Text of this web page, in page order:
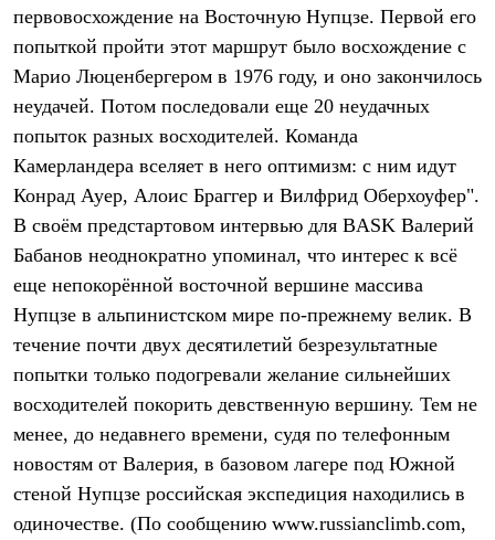
Термобелье
Теплое термобелье
Среднее термобелье
Легкое термобелье
Лёгкая одежда
Футболки
Толстовки
Брюки
Шорты
Женская одежда
Утепленная пухом
Брюки
Жилеты
Утепленная синтетикой
Брюки
Штормовая одежда
Софтшелл одежда
Куртки
Брюки
Лёгкая одежда
Рубашки
первовосхождение на Восточную Нупцзе. Первой его
попыткой пройти этот маршрут было восхождение с
Марио Люценбергером в 1976 году, и оно закончилось
неудачей. Потом последовали еще 20 неудачных
попыток разных восходителей. Команда
Камерландера вселяет в него оптимизм: с ним идут
Конрад Ауер, Алоис Браггер и Вилфрид Оберхоуфер".
В своём предстартовом интервью для BASK Валерий
Бабанов неоднократно упоминал, что интерес к всё
еще непокорённой восточной вершине массива
Нупцзе в альпинистском мире по-прежнему велик. В
течение почти двух десятилетий безрезультатные
попытки только подогревали желание сильнейших
восходителей покорить девственную вершину. Тем не
менее, до недавнего времени, судя по телефонным
новостям от Валерия, в базовом лагере под Южной
стеной Нупцзе российская экспедиция находились в
одиночестве. (По сообщению www.russianclimb.com,